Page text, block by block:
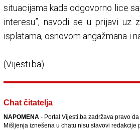
situacijama kada odgovorno lice
interesu”, navodi se u prijavi uz
isplatama, osnovom angažmana i
(Vijesti.ba)
Chat čitatelja
NAPOMENA- Portal Vijesti.ba zadržava pravo
Mišljenja iznešena u chatu nisu stavovi